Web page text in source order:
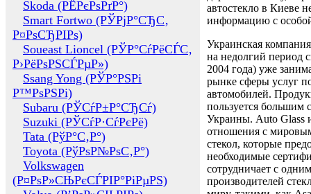
Skoda (РЁРєРѕРґР°)
Smart Fortwo (РЎРјР°СЂС‚
Р¤РѕСЂРІРѕ)
Soueast Lioncel (РЎР°СѓРёСЃС‚
Р›РёРѕРЅСЃРµР»)
Ssang Yong (РЎР°РЅРі
Р™РѕРЅРі)
Subaru (РЎСѓР±Р°СЂСѓ)
Suzuki (РЎСѓР·СѓРєРё)
Tata (РўР°С‚Р°)
Toyota (РўРѕР№РѕС‚Р°)
Volkswagen
(Р¤РѕР»СЊРєСЃРІР°РіРµРЅ)
автостекло в Киеве
информацию с
Украинская
на недолгий период
2004 года) уже
рынке сферы услуг
автомобилей.
пользуется большим
Украины. Auto Glass
отношения с
стекол, которые
необходимые
сотрудничает с
производителей